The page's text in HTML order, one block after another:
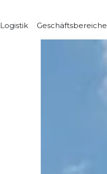
Logistik Geschäftsbereiche